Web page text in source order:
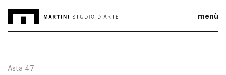
menù
Asta 47